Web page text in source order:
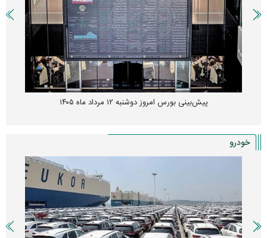
پیش‌بینی بورس امروز دوشنبه ۱۲ مرداد ماه ۱۴۰۵
خودرو